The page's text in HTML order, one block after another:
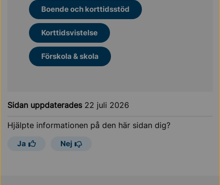
Boende och korttidsstöd
Korttidsvistelse
Förskola & skola
Sidan uppdaterades 22 juli 2026
Hjälpte informationen på den här sidan dig?
Ja Nej